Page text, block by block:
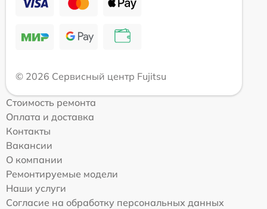
© 2026 Сервисный центр Fujitsu
Стоимость ремонта
Оплата и доставка
Контакты
Вакансии
О компании
Ремонтируемые модели
Наши услуги
Согласие на обработку персональных данных